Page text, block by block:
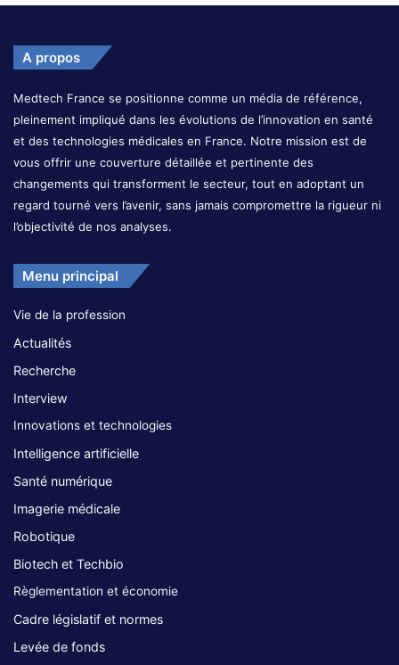
A propos
Medtech France se positionne comme un média de référence,
pleinement impliqué dans les évolutions de l’innovation en santé
et des technologies médicales en France. Notre mission est de
vous offrir une couverture détaillée et pertinente des
changements qui transforment le secteur, tout en adoptant un
regard tourné vers l’avenir, sans jamais compromettre la rigueur ni
l’objectivité de nos analyses.
Menu principal
Vie de la profession
Actualités
Recherche
Interview
Innovations et technologies
Intelligence artificielle
Santé numérique
Imagerie médicale
Robotique
Biotech et Techbio
Règlementation et économie
Cadre législatif et normes
Levée de fonds